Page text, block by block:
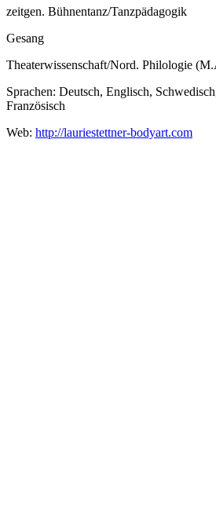
zeitgen. Bühnentanz/Tanzpädagogik
Gesang
Theaterwissenschaft/Nord. Philologie
Sprachen: Deutsch, Englisch,
Französisch
Web: http://lauriestettner-bodyart.com